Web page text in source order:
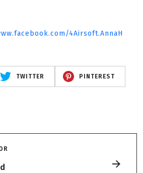
4Airsoft.AnnaH
TWITTER PINTEREST